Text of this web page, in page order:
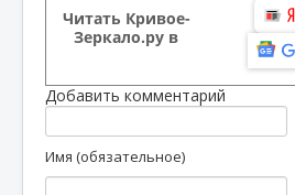
Читать Кривое-
Зеркало.ру в
Добавить комментарий
Имя (обязательное)